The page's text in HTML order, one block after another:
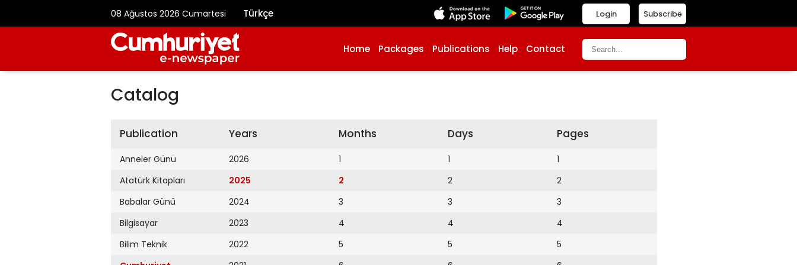
08 Ağustos 2026 Cumartesi Türkçe Subscribe
Login
Home Packages Publications Help Contact
Catalog
Publication
Anneler Günü
Atatürk Kitapları
Babalar Günü
Bilgisayar
Bilim Teknik
Years
2026
2025
2024
2023
2022
Months
1
2
3
4
5
Days
1
2
3
4
5
Pages
1
2
3
4
5